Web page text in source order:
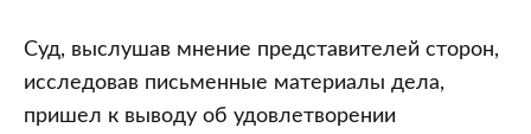
Суд, выслушав мнение представителей сторон,
исследовав письменные материалы дела,
пришел к выводу об удовлетворении